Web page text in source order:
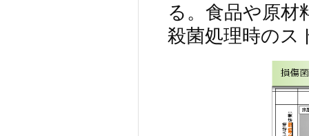
る。食品や原材
殺菌処理時のス